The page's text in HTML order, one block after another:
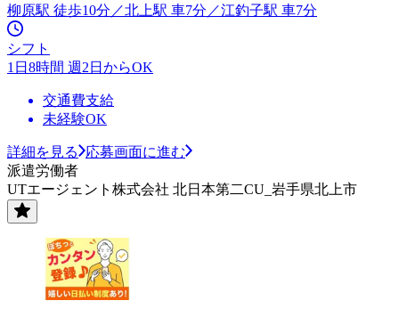
柳原駅 徒歩10分／北上駅 車7分／江釣子駅 車7分
シフト
1日8時間 週2日からOK
交通費支給
未経験OK
詳細を見る
応募画面に進む
派遣労働者
UTエージェント株式会社 北日本第二CU_岩手県北上市